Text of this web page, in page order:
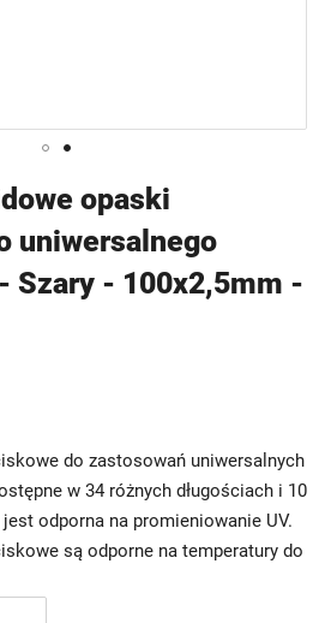
opaski
uniwersalnego
Szary - 100x2,5mm -
do zastosowań uniwersalnych
w 34 różnych długościach i 10
odporna na promieniowanie UV.
są odporne na temperatury do